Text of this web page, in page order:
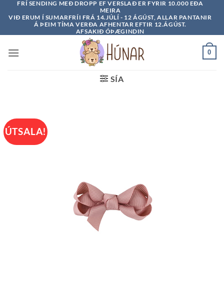
FRÍ SENDING MEÐ DROPP EF VERSLAÐ ER FYRIR 10.000 EÐA
MEIRA
VIÐ ERUM Í SUMARFRÍI FRÁ 14.JÚLÍ - 12 ÁGÚST, ALLAR PANTANIR
Á ÞEIM TÍMA VERÐA AFHENTAR EFTIR 12.ÁGÚST.
AFSAKIÐ ÓÞÆGINDIN
0
SÍA
ÚTSALA!